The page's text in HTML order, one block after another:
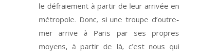
le défraiement à partir de leur arrivée en
métropole. Donc, si une troupe d’outre-
mer arrive à Paris par ses propres
moyens, à partir de là, c’est nous qui